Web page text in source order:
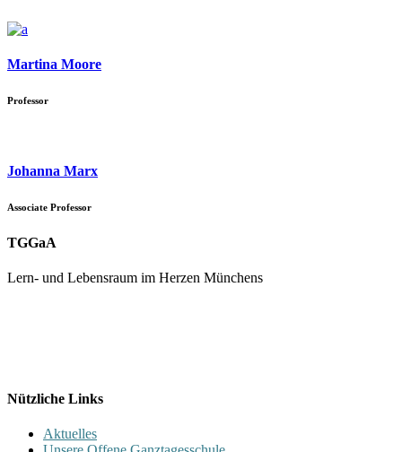
Martina Moore
Professor
Johanna Marx
Associate Professor
TGGaA
Lern- und Lebensraum im Herzen Münchens
Nützliche Links
Aktuelles